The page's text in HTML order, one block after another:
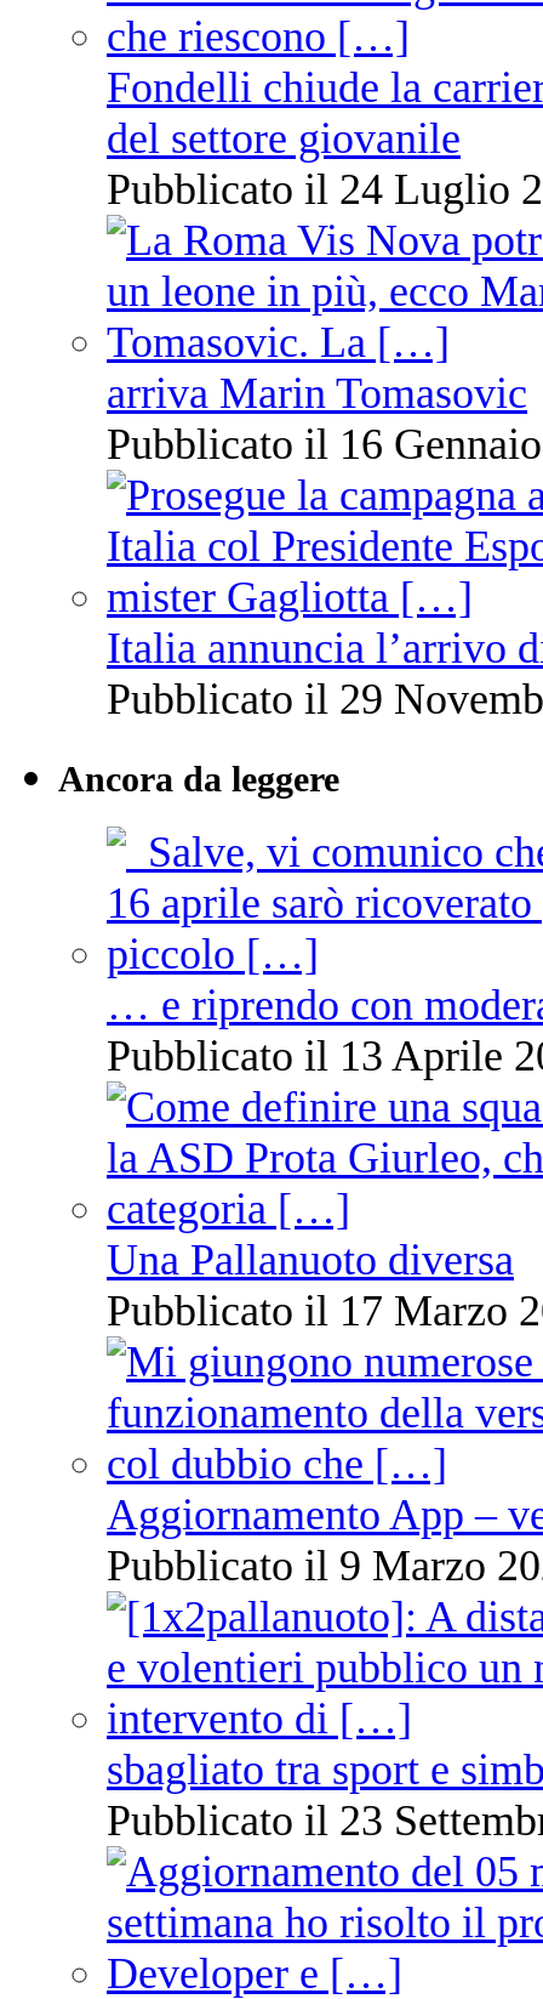
Fondelli chiude la
del settore giovanile
Pubblicato il 24 Luglio
arriva Marin Tomasovic
Pubblicato il 16
Italia annuncia l’arrivo
Pubblicato il 29
Ancora da leggere
… e riprendo con
Pubblicato il 13 Aprile
Una Pallanuoto diversa
Pubblicato il 17 Marzo
Aggiornamento App –
Pubblicato il 9 Marzo
sbagliato tra sport e
Pubblicato il 23